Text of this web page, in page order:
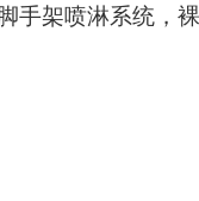
架喷淋系统，